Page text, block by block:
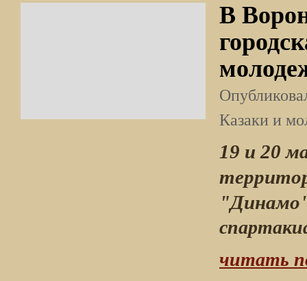
В
Казаки и
19 и 20
читать